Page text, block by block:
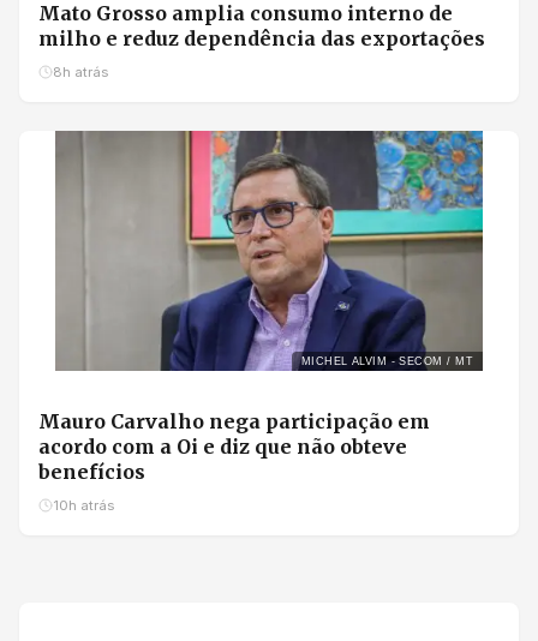
Mato Grosso amplia consumo interno de
milho e reduz dependência das exportações
8h atrás
MICHEL ALVIM - SECOM / MT
Mauro Carvalho nega participação em
acordo com a Oi e diz que não obteve
benefícios
10h atrás